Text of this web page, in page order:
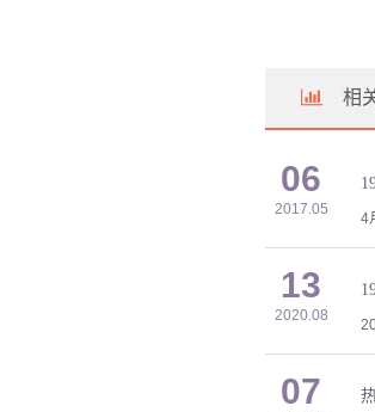
相
06
2017.05
4
13
2020.08
07